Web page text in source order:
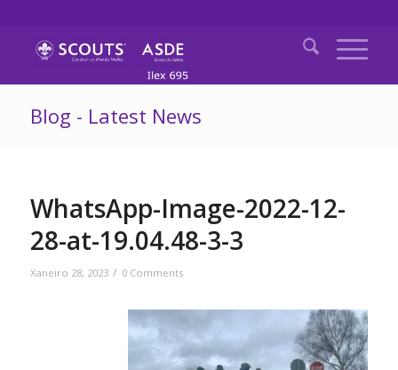
Blog - Latest News
WhatsApp-Image-2022-12-
28-at-19.04.48-3-3
Xaneiro 28, 2023 / 0 Comments